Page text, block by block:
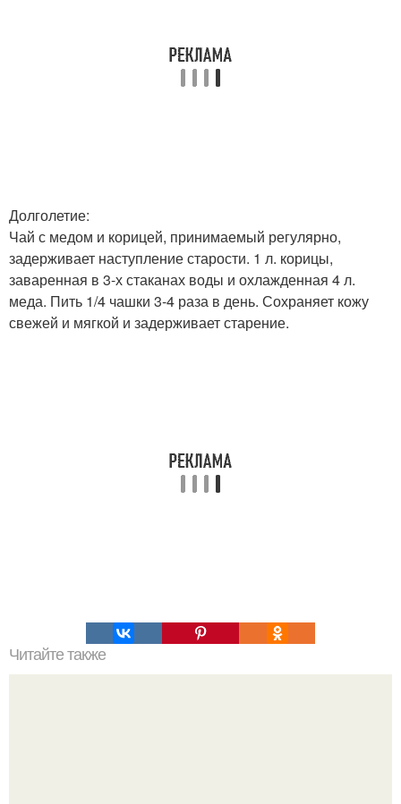
Долголетие:
Чай с медом и корицей, принимаемый регулярно,
задерживает наступление старости. 1 л. корицы,
заваренная в 3-х стаканах воды и охлажденная 4 л.
меда. Пить 1/4 чашки 3-4 раза в день. Сохраняет кожу
свежей и мягкой и задерживает старение.
Читайте также